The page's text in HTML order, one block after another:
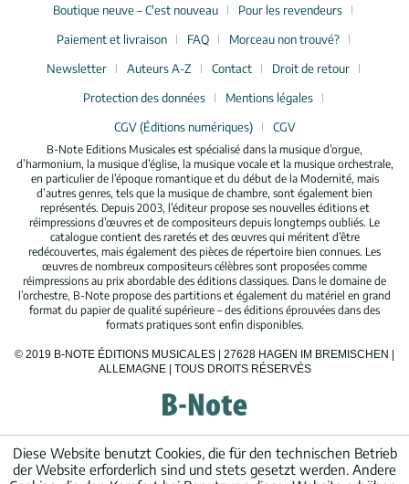
Boutique neuve – C'est nouveau
Pour les revendeurs
Paiement et livraison
FAQ
Morceau non trouvé?
Newsletter
Auteurs A-Z Contact
Droit de retour
Protection des données
Mentions légales
CGV (Éditions numériques)
CGV
B-Note Editions Musicales est spécialisé dans la musique d’orgue,
d’harmonium, la musique d’église, la musique vocale et la musique orchestrale,
en particulier de l’époque romantique et du début de la Modernité, mais
d’autres genres, tels que la musique de chambre, sont également bien
représentés. Depuis 2003, l’éditeur propose ses nouvelles éditions et
réimpressions d’œuvres et de compositeurs depuis longtemps oubliés. Le
catalogue contient des raretés et des œuvres qui méritent d’être
redécouvertes, mais également des pièces de répertoire bien connues. Les
œuvres de nombreux compositeurs célèbres sont proposées comme
réimpressions au prix abordable des éditions classiques. Dans le domaine de
l’orchestre, B-Note propose des partitions et également du matériel en grand
format du papier de qualité supérieure – des éditions éprouvées dans des
formats pratiques sont enfin disponibles.
© 2019 B-NOTE ÉDITIONS MUSICALES | 27628 HAGEN IM BREMISCHEN |
ALLEMAGNE | TOUS DROITS RÉSERVÉS
Diese Website benutzt Cookies, die für den technischen Betrieb
der Website erforderlich sind und stets gesetzt werden. Andere